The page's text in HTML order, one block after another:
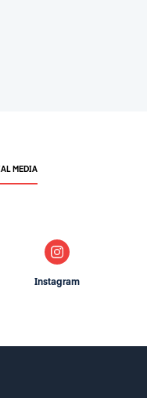
MEDIA
Instagram